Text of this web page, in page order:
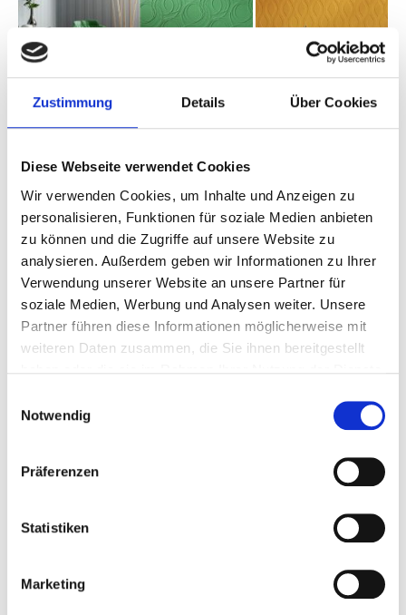
Zustimmung Details Über Cookies
Diese Webseite verwendet Cookies
Wir verwenden Cookies, um Inhalte und Anzeigen zu
personalisieren, Funktionen für soziale Medien anbieten
zu können und die Zugriffe auf unsere Website zu
analysieren. Außerdem geben wir Informationen zu Ihrer
Verwendung unserer Website an unsere Partner für
soziale Medien, Werbung und Analysen weiter. Unsere
Partner führen diese Informationen möglicherweise mit
weiteren Daten zusammen, die Sie ihnen bereitgestellt
Notwendig
Präferenzen
Statistiken
Marketing